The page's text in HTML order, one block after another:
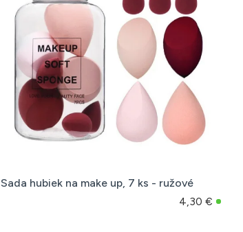
Sada hubiek na make up, 7 ks - ružové
4,30 €